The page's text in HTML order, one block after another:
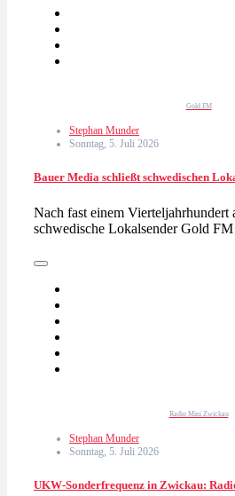
Gold FM
Stephan Munder
Sonntag, 5. Juli 2026
Bauer Media schließt schwedischen
Nach fast einem Vierteljahrhundert
schwedische Lokalsender Gold
Radio Mini Zwickau
Stephan Munder
Sonntag, 5. Juli 2026
UKW-Sonderfrequenz in Zwickau: